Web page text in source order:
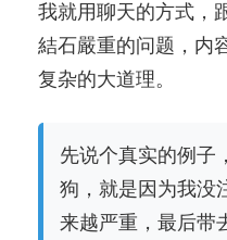
我就用聊天的方式，
結石嚴重的问题，内
复杂的大道理。
先说个真实的例子
狗，就是因为我没
来越严重，最后带